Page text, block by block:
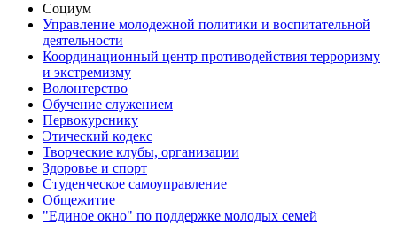
Социум
Управление молодежной политики и воспитательной
деятельности
Координационный центр противодействия терроризму
и экстремизму
Волонтерство
Обучение служением
Первокурснику
Этический кодекс
Творческие клубы, организации
Здоровье и спорт
Студенческое самоуправление
Общежитие
"Единое окно" по поддержке молодых семей